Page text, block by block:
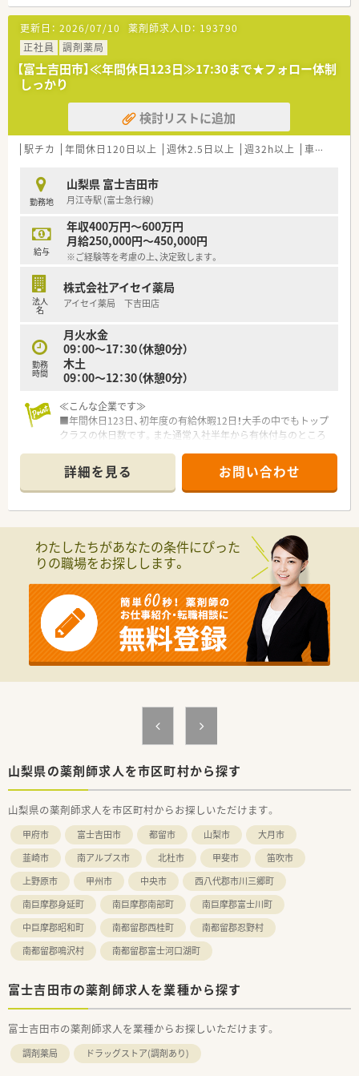
■職種や職域に合わせ、豊富な社内研修や外部組織と連携した研
修を用意されています
■薬剤師が中心の会社だからこそ活躍できるキャリアパスが多
種多様に用意されています。
■店舗拡大に伴い、エリアマネジャーや営業部長等のマネジメン
トのポジションも増えます。
■在宅や教育等の専門性を活かせるスペシャリストを目指すこ
とも可能です。
■その他にも、管理部門や商品部門等の本社スタッフなど活動領
域は多種多様です。
■在宅実施店舗は年々増加しており、在宅医療へもしっかりと関
■育児休暇は3歳まで取得が可能で、時短制度は小学5年生まで
時短勤務ができるよう変更予定です。
■年間休日が120日とワークライフバランスが整っています
■日用品から常備薬まで、従業員割引制度など嬉しいメリットも
たくさんあります！
更新日： 2026/07/10 薬剤師求人ID： 193790
正社員
調剤薬局
【富士吉田市】≪年間休日123日≫17:30まで★フォロー体制
しっかり
検討リストに追加
駅チカ 年間休日120日以上 週休2.5日以上 週32h以上 車通勤可
勤務地
山梨県 富士吉田市
月江寺駅 (富士急行線)
給与
年収400万円～600万円
月給250,000円～450,000円
※ご経験等を考慮の上、決定致します。
法人
名
株式会社アイセイ薬局
アイセイ薬局 下吉田店
勤務
時間
月火水金
09：00～17：30（休憩0分）
木土
09：00～12：30（休憩0分）
≪こんな企業です≫
■年間休日123日、初年度の有給休暇12日！大手の中でもトップ
クラスの休日数です。また通常入社半年から有休付与のところ
です。
■有休消化率92％と高く、みんなで助け合い取得するという社
風が恒常化しています！
■育休はお子様が3歳になる迄、時短制度はお子様が小学生にな
■財形貯蓄、インフルエンザ補助制度、確定拠出年金など様々制
度があります。将来に向け安心して就業できます。
■医療モールを中心として、病院門前・クリニック門前など様々
■1つの会社にいながら、色んな店舗を経験することが出来ま
す！
■ノルマなども無くノビノビと成長する環境を意識している為、
非常に働きやすい社風です。
■毎年新卒を採用している企業のため未経験者へのフォロー体
制はバッチリ◎
■本部での教育研修や店舗での勉強会、ＷＥＢラーニングなど充
■自動監査システムや自動混注器などの最新技術を店舗へ順次
導入しています。薬剤師様が本当に働きやすい職場を常に追求
≪研修内容≫
■経験や資格によってランク分けされており、ランクに応じて必
■ランクが上がれば給与にも反映されるためモチベーションに
繋がる方が多くいらっしゃいます。
■在宅研修、疾患別研修、漢方基礎研修、店長研修（人材育成研
修、評価者研修）、月例勉強会、ロジカルシンキング研修、プレゼ
ンテーション研修、研修認定薬剤師取得へのe-ラーニングなど数
えだすとキリがないぐらい多種多様の研修がございます。
≪薬局について≫
20代中心のスタッフでコミュニケーションを取りやすく、風通
しの良い職場となっております。
施設の処方も受けており、お薬の仕分け等の多様な経験が出来る
また、東北以外にも幅広く全国に160店舗以上の薬局を展開して
いる企業です。
充実した研修制度や実力に応じたキャリアパスを用意するなど、
人材育成に非常に力を入れていらっしゃいます。
≪こんな方にオススメ≫
詳細を見る お問い合わせ
わたしたちがあなたの条件にぴった
りの職場をお探しします。
山梨県の薬剤師求人を市区町村から探す
山梨県の薬剤師求人を市区町村からお探しいただけます。
甲府市 富士吉田市 都留市 山梨市
大月市
韮崎市
南アルプス市 北杜市 甲斐市
笛吹市
上野原市
甲州市 中央市
西八代郡市川三郷町
南巨摩郡身延町
南巨摩郡南部町
南巨摩郡富士川町
中巨摩郡昭和町
南都留郡西桂町
南都留郡忍野村
南都留郡鳴沢村
南都留郡富士河口湖町
富士吉田市の薬剤師求人を業種から探す
富士吉田市の薬剤師求人を業種からお探しいただけます。
調剤薬局 ドラッグストア(調剤あり)